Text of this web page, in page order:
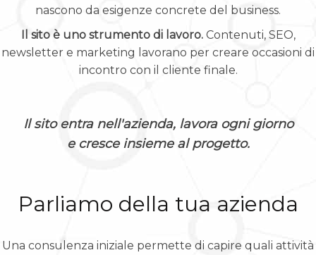
nascono da esigenze concrete del business.
Il sito è uno strumento di lavoro.Contenuti, SEO,
newsletter e marketing lavorano per creare occasioni di
incontro con il cliente finale.
Il sito entra nell'azienda, lavora ogni giorno
e cresce insieme al progetto.
Parliamo della tua azienda
Una consulenza iniziale permette di capire quali attività